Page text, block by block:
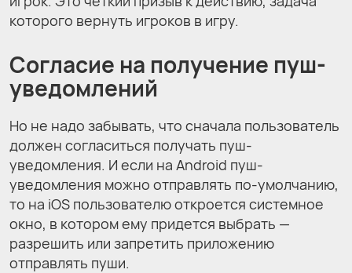
которого вернуть игроков в игру.
Согласие на получение пуш-
уведомлений
Но не надо забывать, что сначала пользователь
должен согласиться получать пуш-
уведомления. И если на Android пуш-
уведомления можно отправлять по-умолчанию,
то на iOS пользователю откроется системное
окно, в котором ему придется выбрать —
разрешить или запретить приложению
отправлять пуши.